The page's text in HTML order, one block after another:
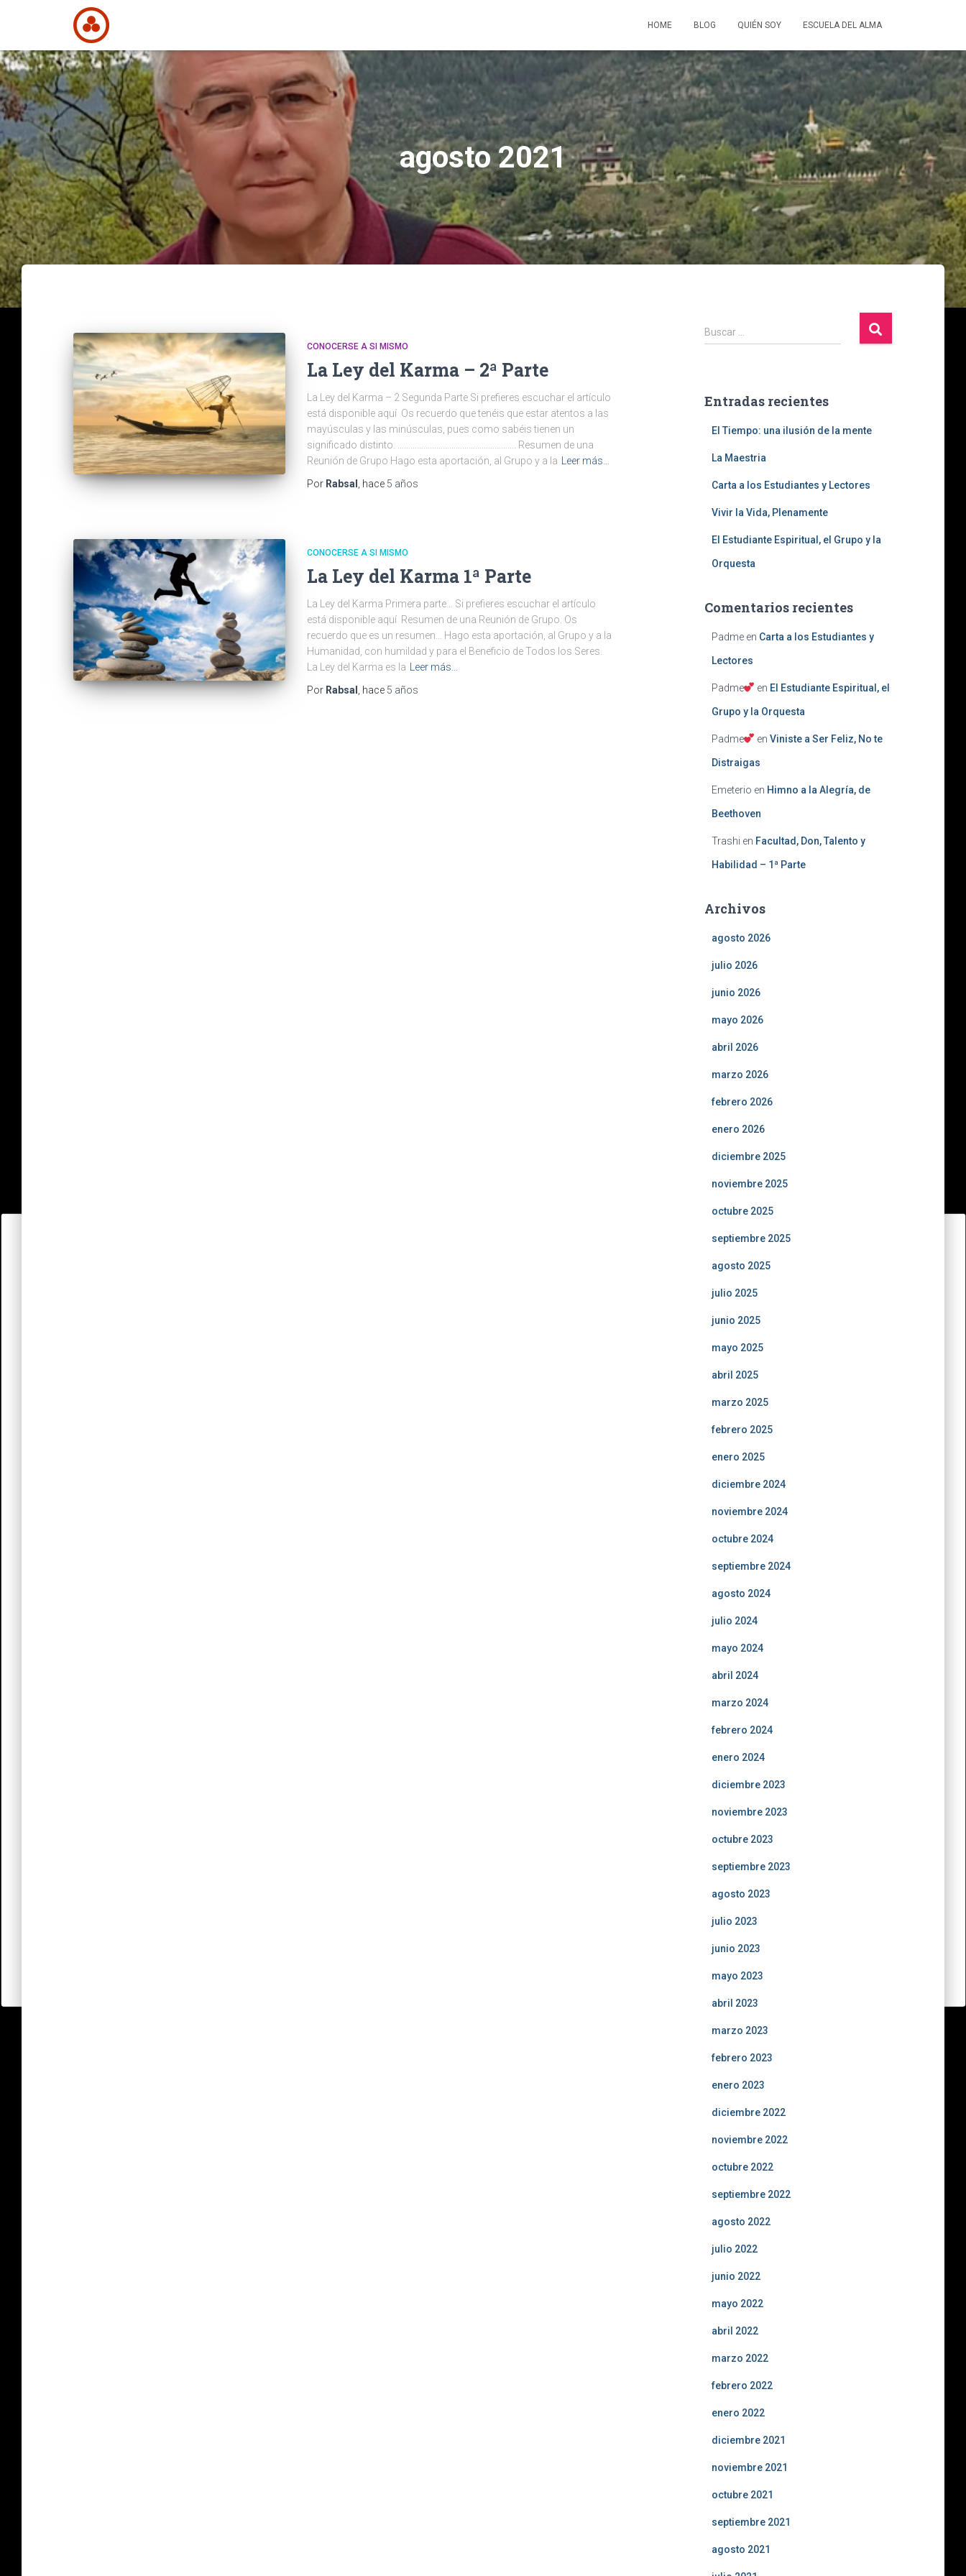
HOME BLOG QUIÉN SOY ESCUELA DEL ALMA
agosto 2021
CONOCERSE A SI MISMO
La Ley del Karma – 2ª Parte
La Ley del Karma – 2 Segunda Parte Si prefieres escuchar el artículo
está disponible aquí Os recuerdo que tenéis que estar atentos a las
mayúsculas y las minúsculas, pues como sabéis tienen un
significado distinto. ………………………………………………. Resumen de una
Reunión de Grupo Hago esta aportación, al Grupo y a la
Leer más…
Por Rabsal , hace 5 años
CONOCERSE A SI MISMO
La Ley del Karma 1ª Parte
La Ley del Karma Primera parte… Si prefieres escuchar el artículo
está disponible aquí Resumen de una Reunión de Grupo. Os
recuerdo que es un resumen… Hago esta aportación, al Grupo y a la
Humanidad, con humildad y para el Beneficio de Todos los Seres.
La Ley del Karma es la
Leer más…
Por Rabsal , hace 5 años
B
u
r
Buscar …
Entradas recientes
El Tiempo: una ilusión de la mente
La Maestria
Carta a los Estudiantes y Lectores
Vivir la Vida, Plenamente
El Estudiante Espiritual, el Grupo y la
Orquesta
Comentarios recientes
Padmeen Carta a los Estudiantes y
Lectores
Padme en El Estudiante Espiritual, el
Grupo y la Orquesta
Padme enViniste a Ser Feliz, No te
Distraigas
Emeterio en Himno a la Alegría, de
Beethoven
Trashi en Facultad, Don, Talento y
Habilidad – 1ª Parte
Archivos
agosto 2026
julio 2026
junio 2026
mayo 2026
abril 2026
marzo 2026
febrero 2026
enero 2026
diciembre 2025
noviembre 2025
octubre 2025
septiembre 2025
agosto 2025
julio 2025
junio 2025
mayo 2025
abril 2025
marzo 2025
febrero 2025
enero 2025
diciembre 2024
noviembre 2024
octubre 2024
septiembre 2024
agosto 2024
julio 2024
mayo 2024
abril 2024
marzo 2024
febrero 2024
enero 2024
diciembre 2023
noviembre 2023
octubre 2023
septiembre 2023
agosto 2023
julio 2023
junio 2023
mayo 2023
abril 2023
marzo 2023
febrero 2023
enero 2023
diciembre 2022
noviembre 2022
octubre 2022
septiembre 2022
agosto 2022
julio 2022
junio 2022
mayo 2022
abril 2022
marzo 2022
febrero 2022
enero 2022
diciembre 2021
noviembre 2021
octubre 2021
septiembre 2021
agosto 2021